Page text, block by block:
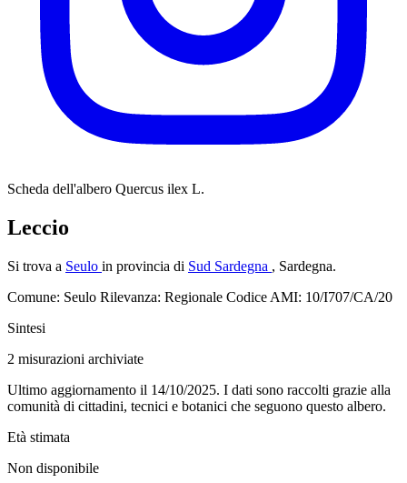
Scheda dell'albero Quercus ilex L.
Leccio
Si trova a Seulo in provincia di Sud Sardegna , Sardegna.
Comune: Seulo Rilevanza: Regionale Codice AMI: 10/I707/CA/20
Sintesi
2 misurazioni archiviate
Ultimo aggiornamento il 14/10/2025. I dati sono raccolti grazie alla
comunità di cittadini, tecnici e botanici che seguono questo albero.
Età stimata
Non disponibile